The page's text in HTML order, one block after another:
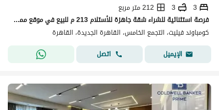
3
3
212 متر مربع
فرصة استثنائية للشراء شقة جاهزة للأستلام 213 م للبيع في موقع مميز في كمبوند فيليت Villette by SODIC الجولدن سكوير التجمع الخامس القاهره الجديده 3 غرف
كومباوند فيليت، التجمع الخامس، القاهرة الجديدة، القاهرة
الإيميل
اتصل